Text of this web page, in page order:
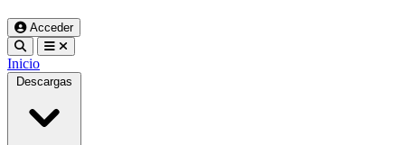
Acceder
Inicio
Descargas